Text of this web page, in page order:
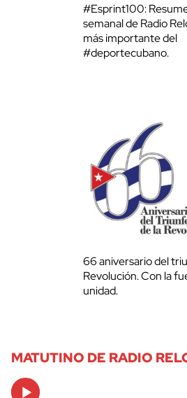
#Esprint100:
semanal de Radio
más importante del
#deportecubano.
66 aniversario del
Revolución. Con la
unidad.
MATUTINO DE RADIO
Audio